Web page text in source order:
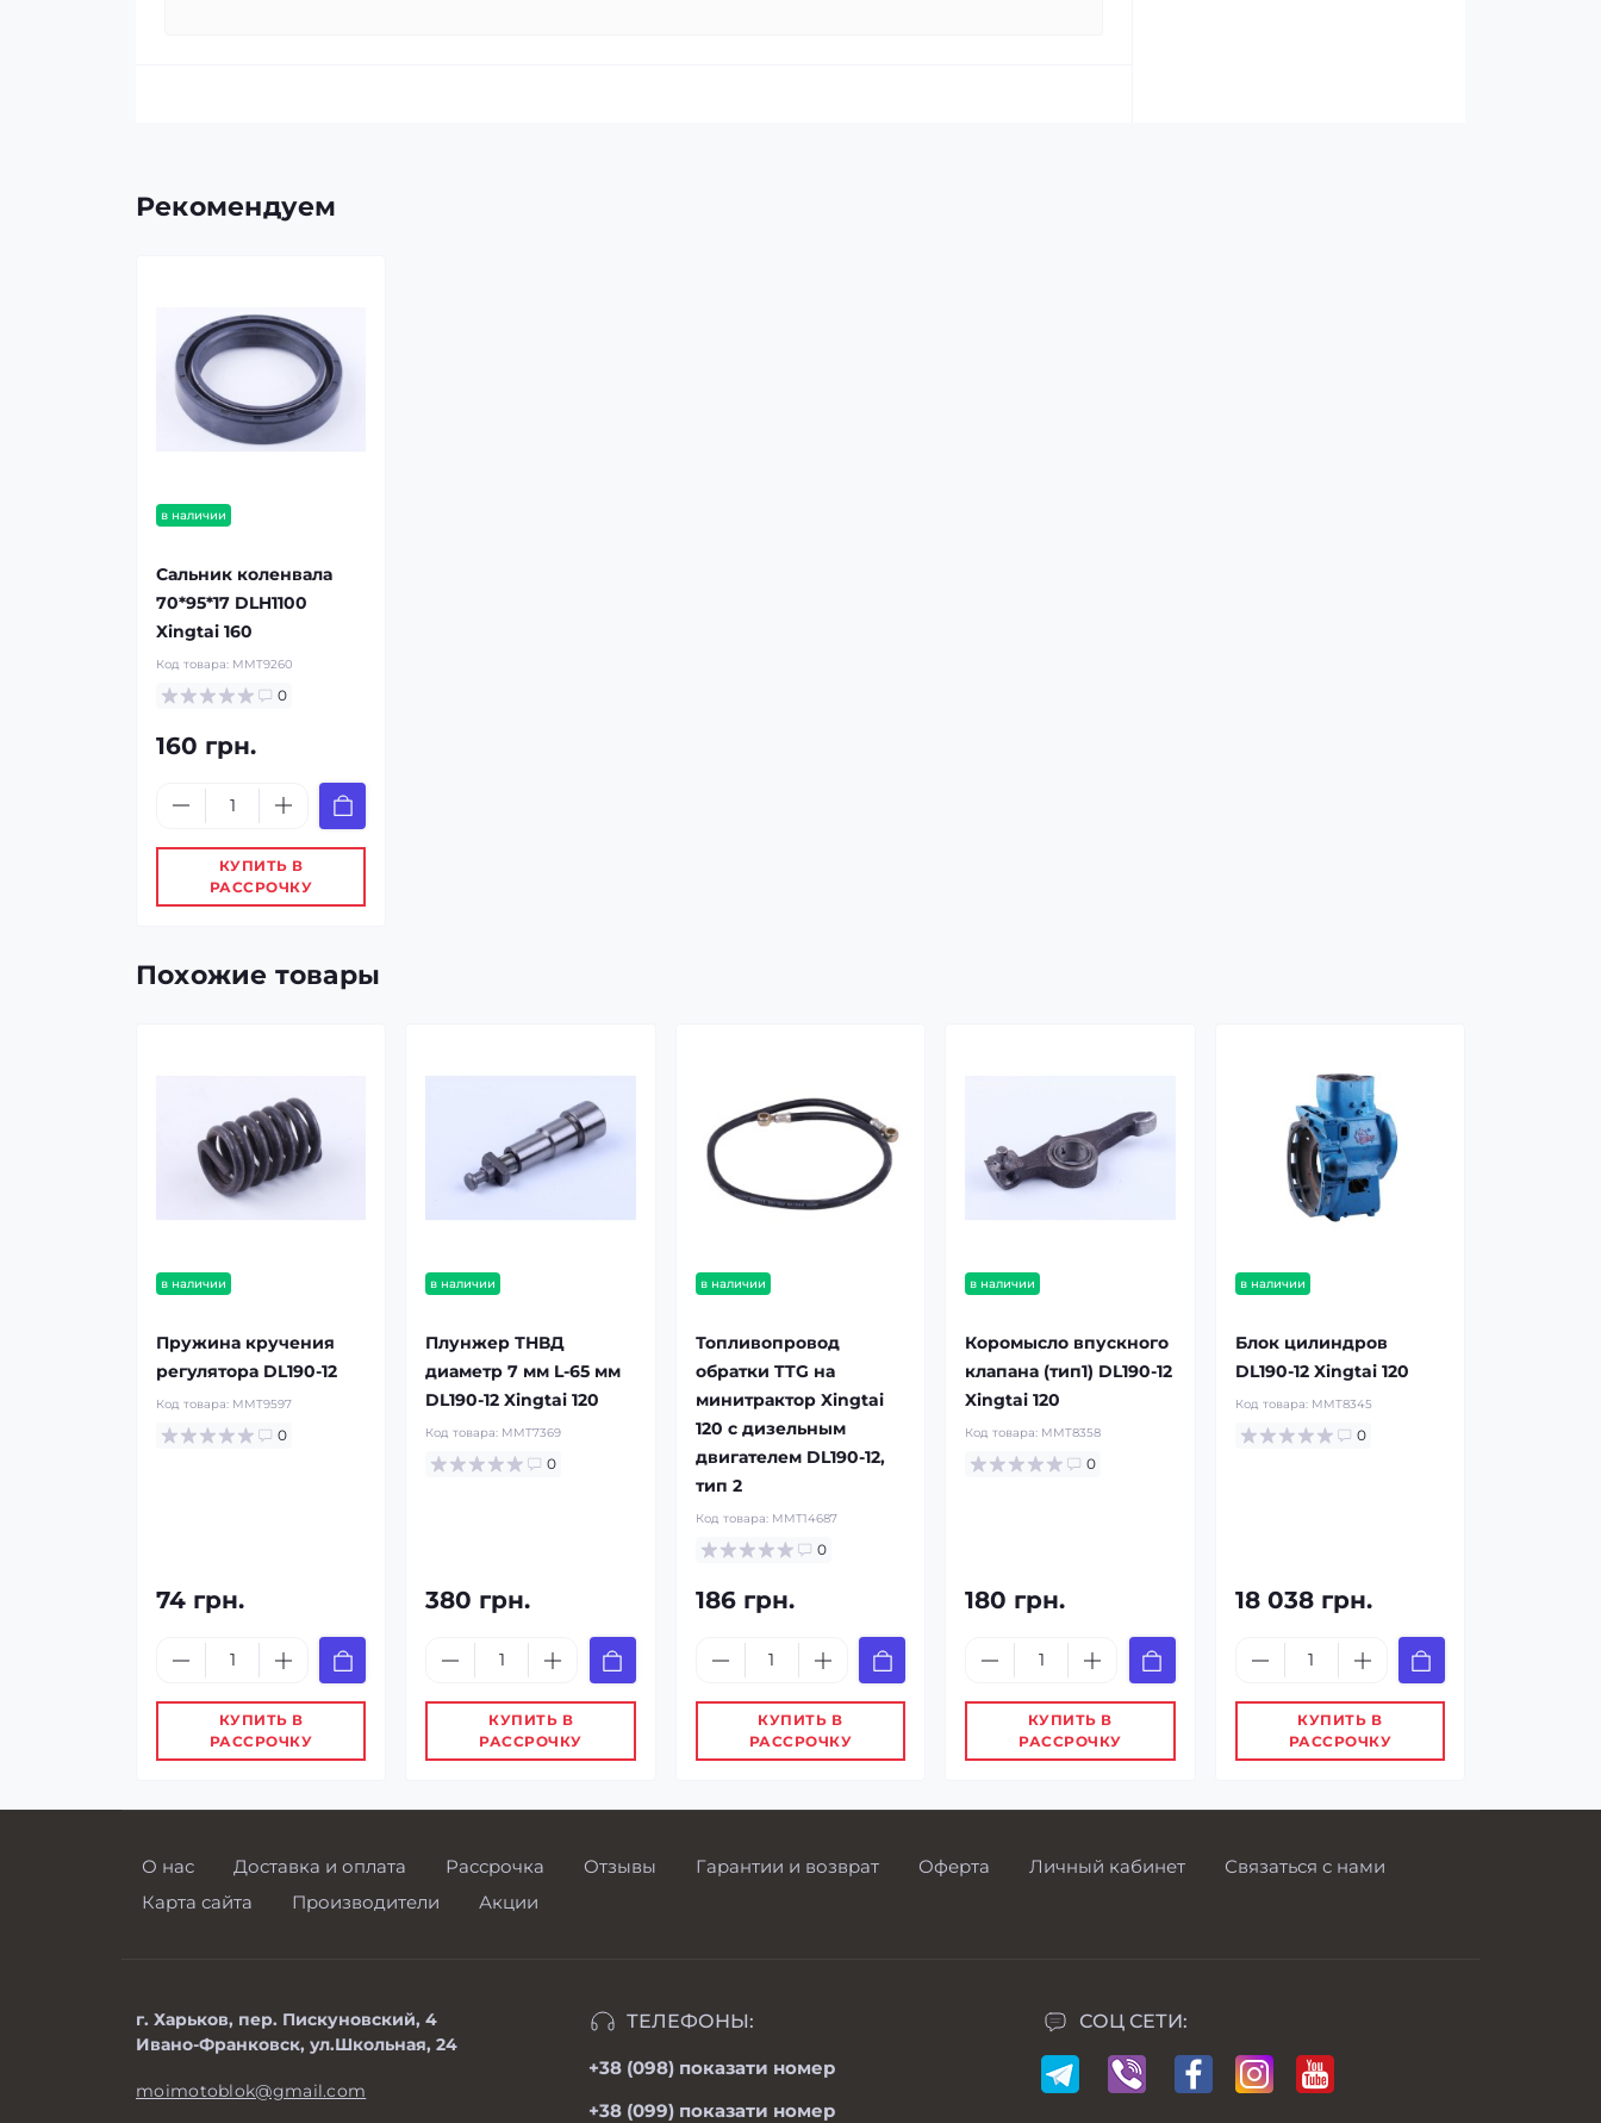
Рекомендуем
в наличии
Сальник коленвала
70*95*17 DLH1100
Xingtai 160
Код товара: MMT9260
0
160 грн.
КУПИТЬ В
РАССРОЧКУ
Похожие товары
в наличии
Пружина кручения
регулятора DL190-12
Код товара: MMT9597
0
74 грн.
КУПИТЬ В
РАССРОЧКУ
в наличии
Плунжер ТНВД
диаметр 7 мм L-65 мм
DL190-12 Xingtai 120
Код товара: MMT7369
0
380 грн.
КУПИТЬ В
РАССРОЧКУ
в наличии
Топливопровод
обратки TTG на
минитрактор Xingtai
120 с дизельным
двигателем DL190-12,
тип 2
Код товара: MMT14687
0
186 грн.
КУПИТЬ В
РАССРОЧКУ
в наличии
Коромысло впускного
клапана (тип1) DL190-12
Xingtai 120
Код товара: MMT8358
0
180 грн.
КУПИТЬ В
РАССРОЧКУ
в наличии
Блок цилиндров
DL190-12 Xingtai 120
Код товара: MMT8345
0
18 038 грн.
КУПИТЬ В
РАССРОЧКУ
О нас Доставка и оплата Рассрочка Отзывы Гарантии и возврат Оферта Личный кабинет
Связаться с нами
Карта сайта
Производители Акции
г. Харьков, пер. Пискуновский, 4
Ивано-Франковск, ул.Школьная, 24
moimotoblok@gmail.com
ТЕЛЕФОНЫ:
+38 (098) показати номер
+38 (099) показати номер
СОЦ СЕТИ: